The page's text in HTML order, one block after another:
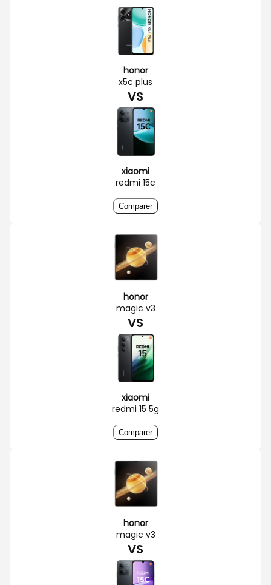
honor
x5c plus
VS
xiaomi
redmi 15c
Comparer
honor
magic v3
VS
xiaomi
redmi 15 5g
Comparer
honor
magic v3
VS